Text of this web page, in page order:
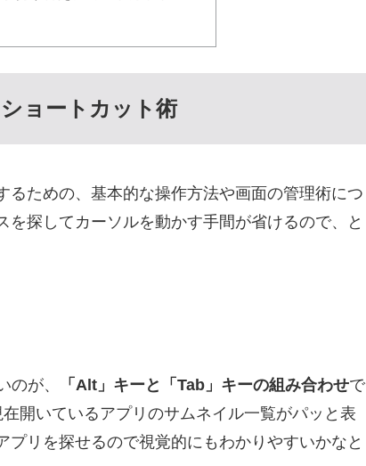
ョートカット術
るための、基本的な操作方法や画面の管理術につ
探してカーソルを動かす手間が省けるので、と
が、 「Alt」キーと「Tab」キーの組み合わせで
開いているアプリのサムネイル一覧がパッと表
リを探せるので視覚的にもわかりやすいかなと